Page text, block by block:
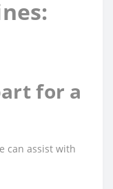
for a
can assist with